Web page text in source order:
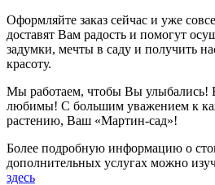
Оформляйте заказ сейчас и уже
доставят Вам радость и помогут
задумки, мечты в саду и получить
красоту.
Мы работаем, чтобы Вы улыбались!
любимы! С большим уважением к
растению, Ваш «Мартин-сад»!
Более подробную информацию о
дополнительных услугах можно
здесь